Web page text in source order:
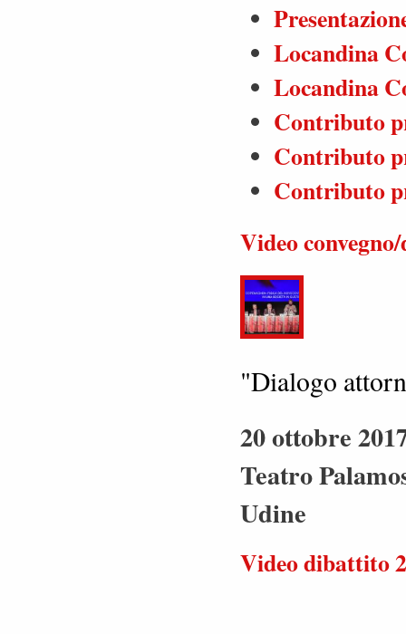
Locandina
Locandina
Contributo
Contributo
Contributo
Video
"Dialogo
20 ottobre
Teatro
Udine
Video dibattito